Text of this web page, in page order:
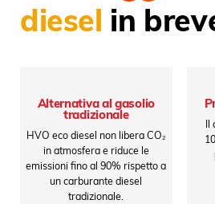
diesel in
Alternativa al gasolio
tradizionale
HVO eco diesel non libera CO₂
in atmosfera e riduce le
emissioni fino al 90% rispetto a
un carburante diesel
tradizionale.
Il